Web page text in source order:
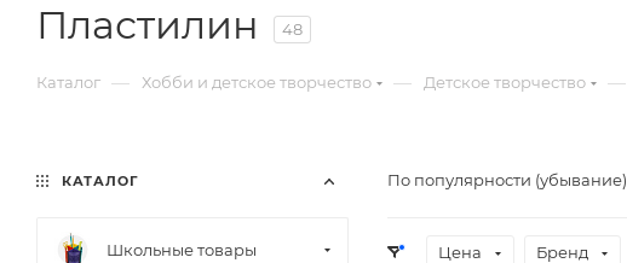
Пластилин 48
Каталог — Хобби и детское творчество — Детское творчество —
По популярности (убывание)
Цена Бренд
КАТАЛОГ
Школьные товары